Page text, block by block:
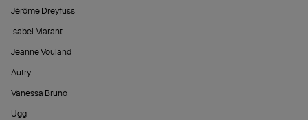
Jérôme Dreyfuss
Isabel Marant
Jeanne Vouland
Autry
Vanessa Bruno
Ugg